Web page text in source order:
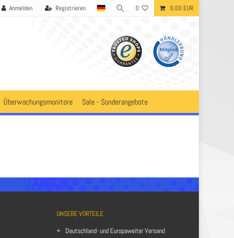
Anmelden Registrieren 0 0,00 EUR
Überwachungsmonitore Sale - Sonderangebote
UNSERE VORTEILE
Deutschland- und Europaweiter Versand